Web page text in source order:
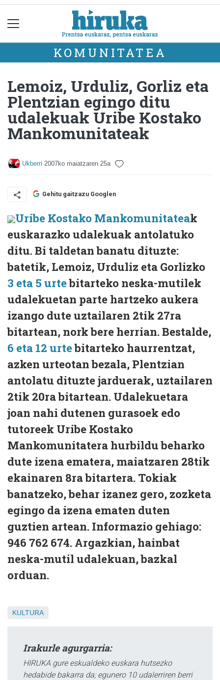
KOMUNITATEA
Lemoiz, Urduliz, Gorliz eta
Plentzian egingo ditu
udalekuak Uribe Kostako
Mankomunitateak
Ukberri 2007ko maiatzaren 25a
Gehitu gaitzazu Googlen
Uribe Kostako Mankomunitateak
euskarazko udalekuak antolatuko
ditu. Bi taldetan banatu dituzte:
batetik, Lemoiz, Urduliz eta Gorlizko
3 eta 5 urtebitarteko neska-mutilek
udalekuetan parte hartzeko aukera
izango dute uztailaren 2tik 27ra
bitartean, nork bere herrian. Bestalde,
6 eta 12 urtebitarteko haurrentzat,
azken urteotan bezala, Plentzian
antolatu dituzte jarduerak, uztailaren
2tik 20ra bitartean. Udalekuetara
joan nahi dutenen gurasoek edo
tutoreek Uribe Kostako
Mankomunitatera hurbildu beharko
dute izena ematera, maiatzaren 28tik
ekainaren 8ra bitartera. Tokiak
banatzeko, behar izanez gero, zozketa
egingo da izena ematen duten
guztien artean. Informazio gehiago:
946 762 674. Argazkian, hainbat
neska-mutil udalekuan, bazkal
orduan.
KULTURA
Irakurle agurgarria:
HIRUKA gure eskualdeko euskara hutsezko
hedabide bakarra da; egunero 10 udalerriren berri